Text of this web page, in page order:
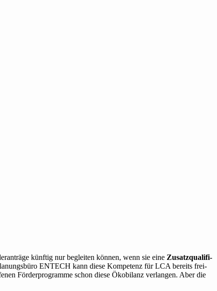
künftig nur begleiten können, wenn sie eine Zusatz­qua­li­fi­
ENTECH kann diese Kom­pe­tenz für LCA bereits frei­
För­der­pro­gramme schon diese Öko­bi­lanz ver­langen. Aber die